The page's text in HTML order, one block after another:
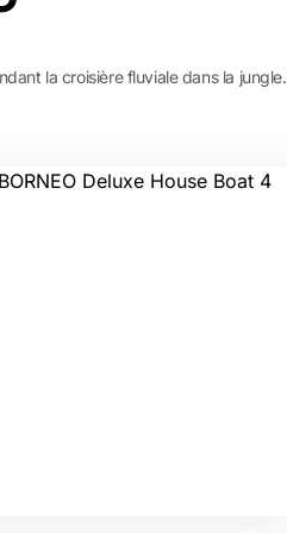
la croisière fluviale dans la jungle.